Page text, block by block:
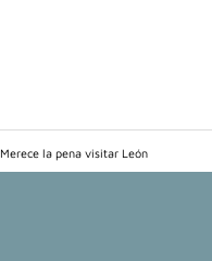
Merece la pena visitar León